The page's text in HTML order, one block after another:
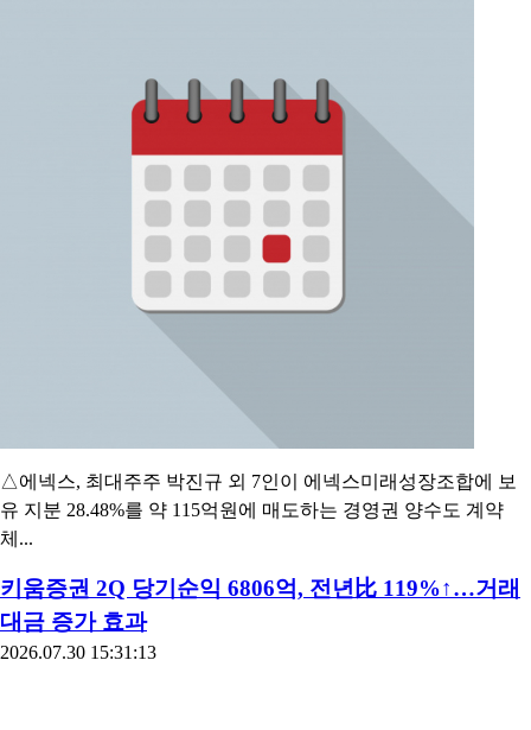
△에넥스, 최대주주 박진규 외 7인이 에넥스미래성장조합에 보
유 지분 28.48%를 약 115억원에 매도하는 경영권 양수도 계약
체...
키움증권 2Q 당기순익 6806억, 전년比 119%↑…거래
대금 증가 효과
2026.07.30 15:31:13